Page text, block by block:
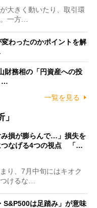
大きく動いたり、取引環
一方…
わったのかポイントを解
財務相の「円資産への投
…
一覧を見る
み損が膨らんで…」損失を
つなげる4つの視点 「…
り、7月中旬にはキオク
けるな…
S&P500は足踏み」が意味